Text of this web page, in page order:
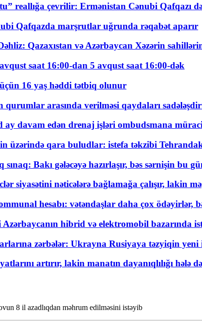
reallığa çevrilir: Ermənistan Cənubi Qafqazı
Qafqazda marşrutlar uğrunda rəqabət aparır
Qazaxıstan və Azərbaycan Xəzərin
saat 16:00-dan 5 avqust saat 16:00-dək
üçün 16 yaş həddi tətbiq olunur
qurumlar arasında verilməsi qaydaları
ay davam edən drenaj işləri ombudsmana
üzərində qara buludlar: istefa təkzibi
sınaq: Bakı gələcəyə hazırlaşır, bəs sərnişin bu
siyasətini nəticələrə bağlamağa çalışır, lakin
hesabı: vətəndaşlar daha çox ödəyirlər,
Azərbaycanın hibrid və elektromobil bazarında
zərbələr: Ukrayna Rusiyaya təzyiqin yeni
artırır, lakin manatın dayanıqlılığı hələ
8 il azadlıqdan məhrum edilməsini istəyib